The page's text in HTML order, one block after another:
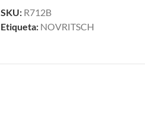
SKU: R712B
Etiqueta: NOVRITSCH